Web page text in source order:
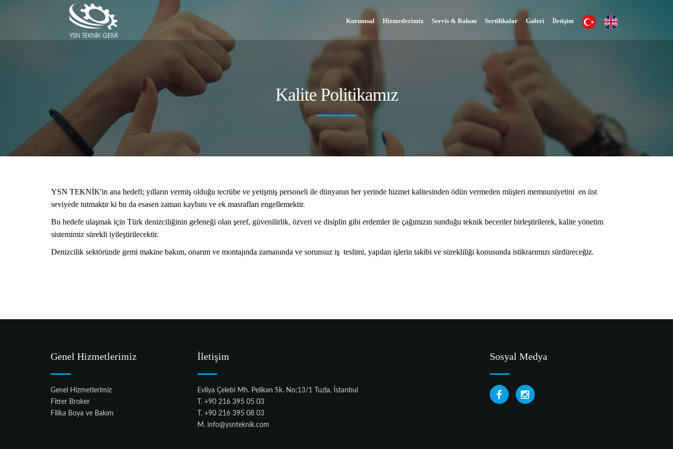
Kurumsal Hizmetlerimiz Servis & Bakım Sertifikalar Galeri İletişim
Kalite Politikamız
YSN TEKNİK'in ana hedefi; yılların vermiş olduğu tecrübe ve yetişmiş personeli ile dünyanın her yerinde hizmet kalitesinden ödün vermeden müşteri memnuniyetini en üst
seviyede tutmaktır ki bu da esasen zaman kaybını ve ek masrafları engellemektir.
Bu hedefe ulaşmak için Türk denizciliğinin geleneği olan şeref, güvenilirlik, özveri ve disiplin gibi erdemler ile çağımızın sunduğu teknik beceriler birleştirilerek, kalite yönetim
sistemimiz sürekli iyileştirilecektir.
Denizcilik sektöründe gemi makine bakım, onarım ve montajında zamanında ve sorunsuz iş teslimi, yapılan işlerin takibi ve sürekliliği konusunda istikrarımızı sürdüreceğiz.
Genel Hizmetlerimiz
Genel Hizmetlerimiz
Fitter Broker
Filika Boya ve Bakım
İletişim
Evliya Çelebi Mh. Pelikan Sk. No:13/1 Tuzla, İstanbul
T. +90 216 395 05 03
T. +90 216 395 08 03
M. info@ysnteknik.com
Sosyal Medya